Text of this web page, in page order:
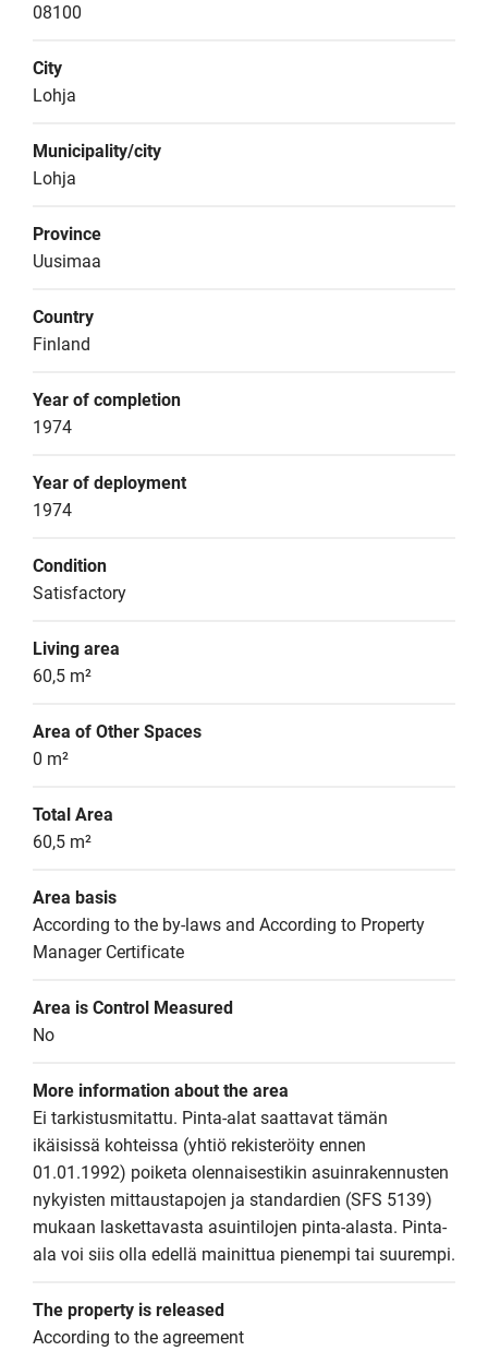
08100
City
Lohja
Municipality/city
Lohja
Province
Uusimaa
Country
Finland
Year of completion
1974
Year of deployment
1974
Condition
Satisfactory
Living area
60,5 m²
Area of Other Spaces
0 m²
Total Area
60,5 m²
Area basis
According to the by-laws and According to Property
Manager Certificate
Area is Control Measured
No
More information about the area
Ei tarkistusmitattu. Pinta-alat saattavat tämän
ikäisissä kohteissa (yhtiö rekisteröity ennen
01.01.1992) poiketa olennaisestikin asuinrakennusten
nykyisten mittaustapojen ja standardien (SFS 5139)
mukaan laskettavasta asuintilojen pinta-alasta. Pinta-
ala voi siis olla edellä mainittua pienempi tai suurempi.
The property is released
According to the agreement